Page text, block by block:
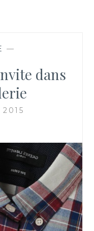
—
dans